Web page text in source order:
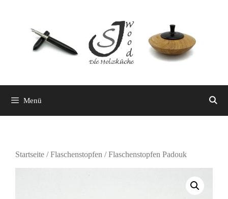
springen
Menü
Startseite /Flaschenstopfen / Flaschenstopfen Padouk